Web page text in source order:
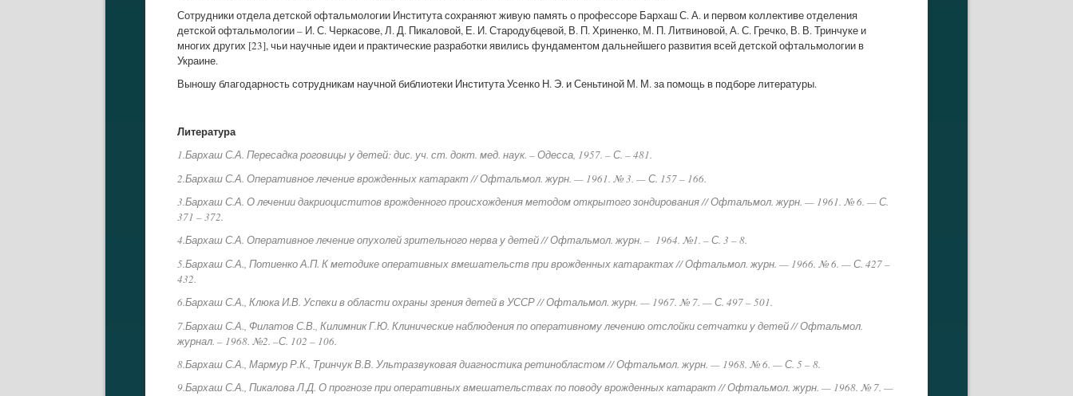
Сотрудники отдела детской офтальмологии Института сохраняют живую память о профессоре Бархаш С. А. и первом коллективе отделения
детской офтальмологии – И. С. Черкасове, Л. Д. Пикаловой, Е. И. Стародубцевой, В. П. Хриненко, М. П. Литвиновой, А. С. Гречко, В. В. Тринчуке и
многих других [23], чьи научные идеи и практические разработки явились фундаментом дальнейшего развития всей детской офтальмологии в
Украине.
Выношу благодарность сотрудникам научной библиотеки Института Усенко Н. Э. и Сеньтиной М. М. за помощь в подборе литературы.
Литература
1.Бархаш С.А. Пересадка роговицы у детей: дис. уч. ст. докт. мед. наук. – Одесса, 1957. – С. – 481.
2.Бархаш С.А. Оперативное лечение врожденных катаракт // Офтальмол. журн. — 1961. № 3. — С. 157 – 166.
3.Бархаш С.А. О лечении дакриоциститов врожденного происхождения методом открытого зондирования // Офтальмол. журн. — 1961. № 6. — С.
371 – 372.
4.Бархаш С.А. Оперативное лечение опухолей зрительного нерва у детей // Офтальмол. журн. – 1964. №1. – С. 3 – 8.
5.Бархаш С.А., Потиенко А.П. К методике оперативных вмешательств при врожденных катарактах // Офтальмол. журн. — 1966. № 6. — С. 427 –
432.
6.Бархаш С.А., Клюка И.В. Успехи в области охраны зрения детей в УССР // Офтальмол. журн. — 1967. № 7. — С. 497 – 501.
7.Бархаш С.А., Филатов С.В., Килимник Г.Ю. Клинические наблюдения по оперативному лечению отслойки сетчатки у детей // Офтальмол.
журнал. – 1968. №2. –С. 102 – 106.
8.Бархаш С.А., Мармур Р.К., Тринчук В.В. Ультразвуковая диагностика ретинобластом // Офтальмол. журн. — 1968. № 6. — С. 5 – 8.
9.Бархаш С.А., Пикалова Л.Д. О прогнозе при оперативных вмешательствах по поводу врожденных катаракт // Офтальмол. журн. — 1968. № 7. —